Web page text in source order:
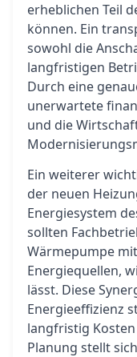
erheblichen Teil
können. Ein
sowohl die
langfristigen
Durch eine
unerwartete
und die
Ein weiterer
der neuen
Energiesystem
sollten
Wärmepumpe
Energiequellen,
lässt. Diese
Energieeffizienz
langfristig
Planung stellt